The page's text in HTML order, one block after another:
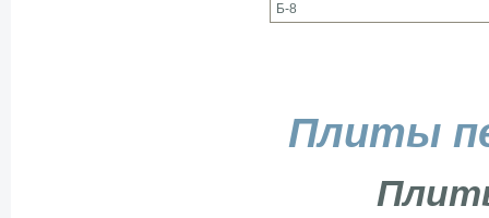
Б-8
Плиты